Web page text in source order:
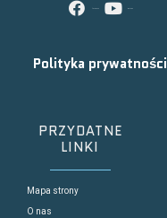
Polityka prywatności
PRZYDATNE
LINKI
Mapa strony
O nas